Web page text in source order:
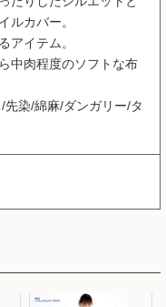
ルカバー。
アイテム。
中肉程度のソフトな布
先染/綿麻/ダンガリー/タ